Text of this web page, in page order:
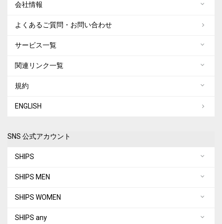
会社情報
よくあるご質問・お問い合わせ
サービス一覧
関連リンク一覧
規約
ENGLISH
SNS 公式アカウント
SHIPS
SHIPS MEN
SHIPS WOMEN
SHIPS any